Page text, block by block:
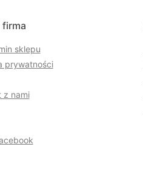
firma
sklepu
prywatności
z nami